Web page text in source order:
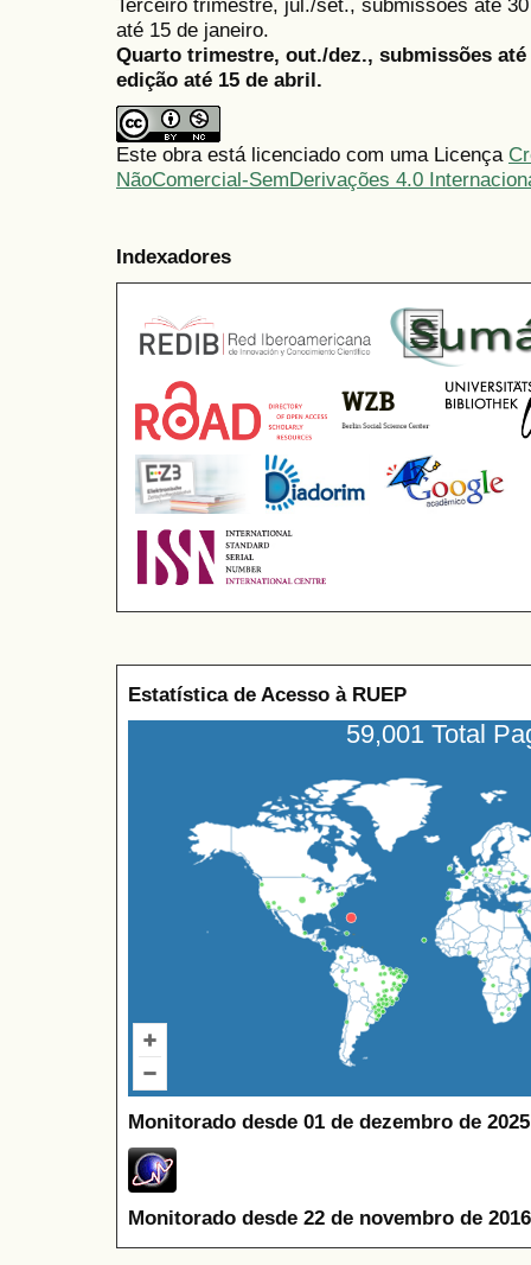
Terceiro trimestre, jul./set., submissões até
até 15 de janeiro.
Quarto trimestre, out./dez., submissões
edição até 15 de abril.
Este obra está licenciado com uma Licença
NãoComercial-SemDerivações 4.0
Indexadores
Estatística de Acesso à RUEP
59,001 Total
Monitorado desde 01 de dezembro de
Monitorado desde 22 de novembro de